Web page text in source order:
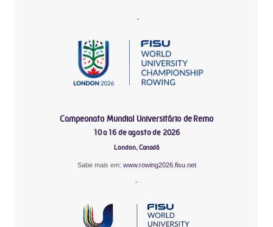
-
Campeonato Mundial Universitário de Remo
10 a 16 de agosto de 2026
London, Canadá
Sabe mais em: www.rowing2026.fisu.net
-